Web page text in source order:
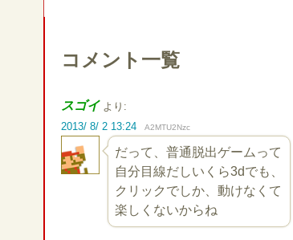
コメント一覧
スゴイ より:
2013/ 8/ 2 13:24
A2MTU2Nzc
だって、普通脱出ゲームって
自分目線だしいくら3dでも、
クリックでしか、動けなくて
楽しくないからね